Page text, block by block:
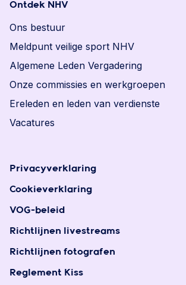
Ontdek NHV
Ons bestuur
Meldpunt veilige sport NHV
Algemene Leden Vergadering
Onze commissies en werkgroepen
Ereleden en leden van verdienste
Vacatures
Privacyverklaring
Cookieverklaring
VOG-beleid
Richtlijnen livestreams
Richtlijnen fotografen
Reglement Kiss